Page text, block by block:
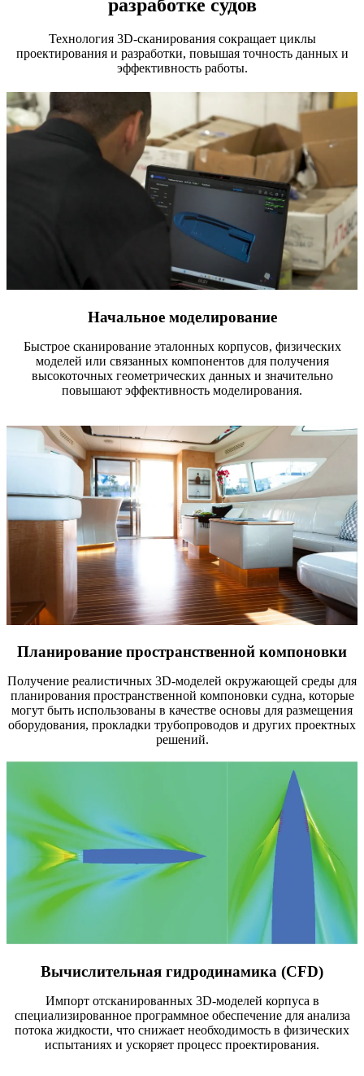
разработке судов
Технология 3D-сканирования сокращает циклы
проектирования и разработки, повышая точность данных и
эффективность работы.
Начальное моделирование
Быстрое сканирование эталонных корпусов, физических
моделей или связанных компонентов для получения
высокоточных геометрических данных и значительно
повышают эффективность моделирования.
Планирование пространственной компоновки
Получение реалистичных 3D-моделей окружающей среды для
планирования пространственной компоновки судна, которые
могут быть использованы в качестве основы для размещения
оборудования, прокладки трубопроводов и других проектных
решений.
Вычислительная гидродинамика (CFD)
Импорт отсканированных 3D-моделей корпуса в
специализированное программное обеспечение для анализа
потока жидкости, что снижает необходимость в физических
испытаниях и ускоряет процесс проектирования.